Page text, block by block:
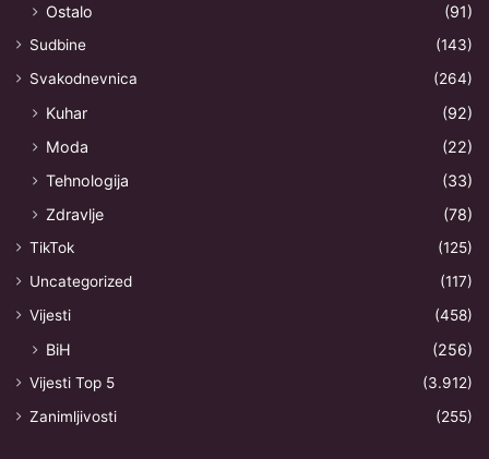
Ostalo
(91)
Sudbine
(143)
Svakodnevnica
(264)
Kuhar
(92)
Moda
(22)
Tehnologija
(33)
Zdravlje
(78)
TikTok
(125)
Uncategorized
(117)
Vijesti
(458)
BiH (256)
Vijesti Top 5
(3.912)
Zanimljivosti
(255)